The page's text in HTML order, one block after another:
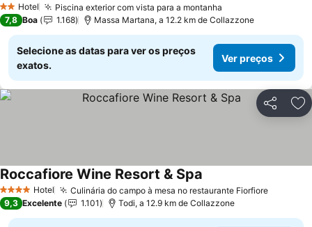
2 Estrelas
Hotel Piscina exterior com vista para a montanha
7,8 Boa 1.168 Massa Martana, a 12.2 km de Collazzone
Selecione as datas para ver os preços
exatos.
Ver preços
Partilhar
4 EstrelasHotel Culinária do campo à mesa no restaurante Fiorfiore
Roccafiore Wine Resort & Spa
9,3 Excelente 1.101 Todi, a 12.9 km de Collazzone